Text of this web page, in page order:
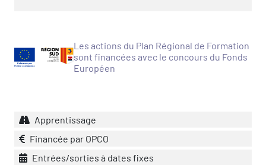
des secteurs(en
construction)
Les actions du Plan Régional de Formation
sont financées avec le concours du Fonds
Européen
Apprentissage
Financée par OPCO
Entrées/sorties à dates fixes